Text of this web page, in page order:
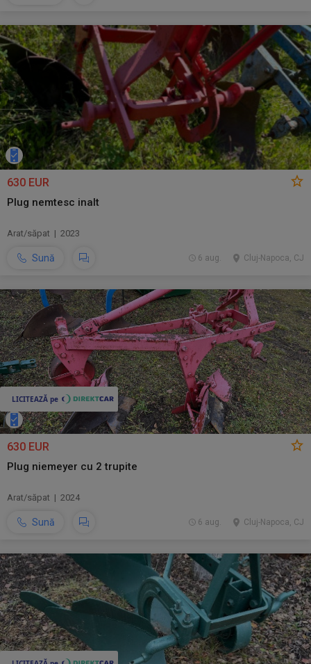
630 EUR
Plug nemtesc inalt
Arat/săpat | 2023
Sună Cluj-Napoca, CJ
6 aug.
630 EUR
Plug niemeyer cu 2 trupite
Arat/săpat | 2024
Sună Cluj-Napoca, CJ
6 aug.